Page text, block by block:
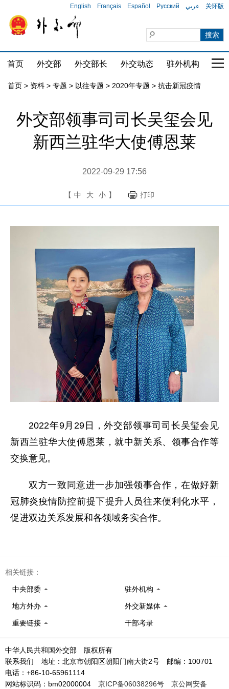
English Français Español Русский عربي 关怀版
首页 外交部 外交部长 外交动态 驻外机构 国
首页 > 资料 > 专题 > 以往专题 > 2020年专题 > 抗击新冠疫情
外交部领事司司长吴玺会见
新西兰驻华大使傅恩莱
2022-09-29 17:56
【 中 大 小 】 打印
2022年9月29日，外交部领事司司长吴玺会见
新西兰驻华大使傅恩莱，就中新关系、领事合作等
交换意见。
双方一致同意进一步加强领事合作，在做好新
冠肺炎疫情防控前提下提升人员往来便利化水平，
促进双边关系发展和各领域务实合作。
相关链接：
中央部委 驻外机构
地方外办 外交新媒体
重要链接 干部考录
中华人民共和国外交部 版权所有
联系我们 地址：北京市朝阳区朝阳门南大街2号 邮编：100701
电话：+86-10-65961114
网站标识码：bm02000004 京ICP备06038296号 京公网安备